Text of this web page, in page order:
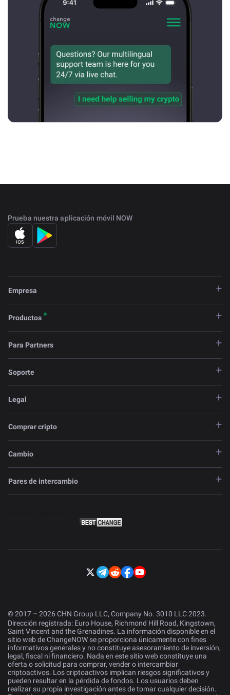
Prueba nuestra aplicación móvil NOW
Empresa
Productos
Para Partners
Soporte
Legal
Comprar cripto
Cambio
Pares de intercambio
© 2017 – 2026 CHN Group LLC, Company No. 3010 LLC 2023.
Dirección registrada: Euro House, Richmond Hill Road, Kingstown,
Saint Vincent and the Grenadines. La información disponible en el
sitio web de ChangeNOW se proporciona únicamente con fines
informativos generales y no constituye asesoramiento de inversión,
legal, fiscal ni financiero. Nada en este sitio web constituye una
oferta o solicitud para comprar, vender o intercambiar
criptoactivos. Los criptoactivos implican riesgos significativos y
pueden resultar en la pérdida de fondos. Los usuarios deben
realizar su propia investigación antes de tomar cualquier decisión.